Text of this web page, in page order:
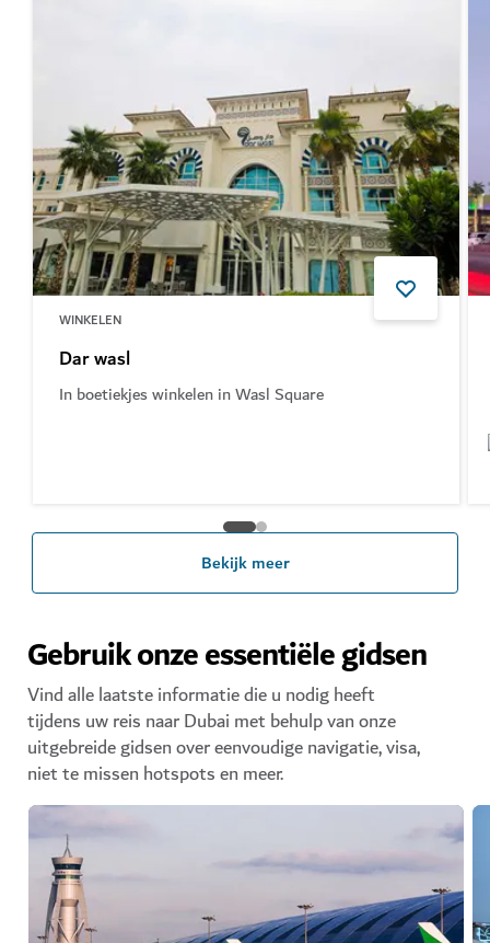
WINKELEN
Dar wasl
In boetiekjes winkelen in Wasl Square
Bekijk meer
Gebruik onze essentiële gidsen
Vind alle laatste informatie die u nodig heeft
tijdens uw reis naar Dubai met behulp van onze
uitgebreide gidsen over eenvoudige navigatie, visa,
niet te missen hotspots en meer.